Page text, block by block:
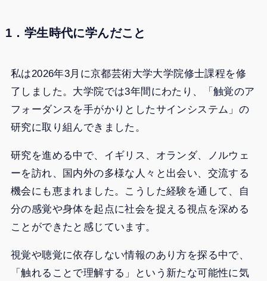
1．学生時代に学んだこと
私は2026年3月に京都芸術大学大学院修士課程を修
了しました。大学院では3年間にわたり、「触覚のア
フォーダンスを手がかりとしたサインシステム」の
研究に取り組んできました。
研究を進める中で、イギリス、オランダ、ノルウェ
ーを訪れ、国内外の多様な人々と出会い、交流する
機会にも恵まれました。こうした経験を通して、自
分の感覚や身体を起点に社会を捉える視点を深める
ことができたと感じています。
視覚や聴覚に依存しない情報のあり方を探る中で、
「触れることで理解する」という新たな可能性に気